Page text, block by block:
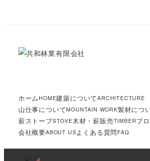
ホームHOME建築についてARCHITECTURE
山仕事についてMOUNTAIN WORK製材につ
薪ストーブSTOVE木材・薪販売TIMBERブ
会社概要ABOUT USよくある質問 FAQ